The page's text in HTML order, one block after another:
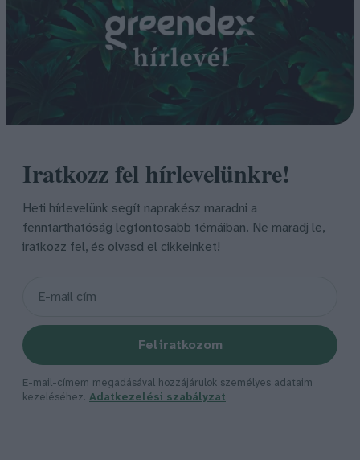
Iratkozz fel hírlevelünkre!
Heti hírlevelünk segít naprakész maradni a
fenntarthatóság legfontosabb témáiban. Ne maradj le,
iratkozz fel, és olvasd el cikkeinket!
Feliratkozom
E-mail-címem megadásával hozzájárulok személyes adataim
kezeléséhez. Adatkezelési szabályzat